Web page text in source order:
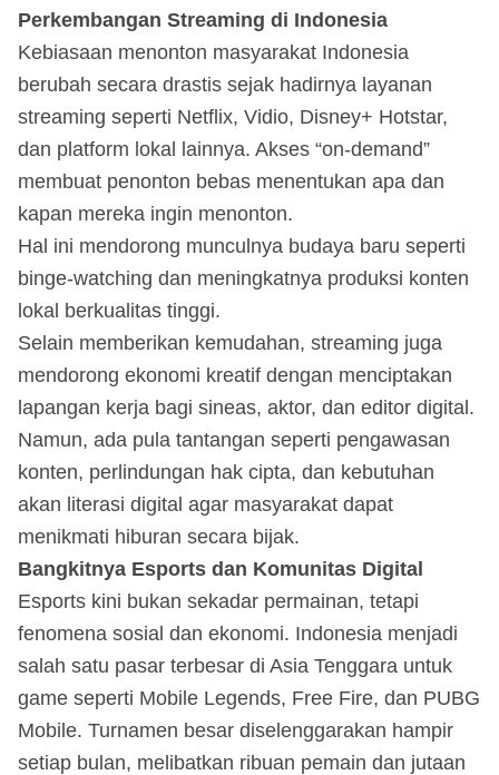
Perkembangan Streaming di Indonesia
Kebiasaan menonton masyarakat Indonesia
berubah secara drastis sejak hadirnya layanan
streaming seperti Netflix, Vidio, Disney+ Hotstar,
dan platform lokal lainnya. Akses “on-demand”
membuat penonton bebas menentukan apa dan
kapan mereka ingin menonton.
Hal ini mendorong munculnya budaya baru seperti
binge-watching dan meningkatnya produksi konten
lokal berkualitas tinggi.
Selain memberikan kemudahan, streaming juga
mendorong ekonomi kreatif dengan menciptakan
lapangan kerja bagi sineas, aktor, dan editor digital.
Namun, ada pula tantangan seperti pengawasan
konten, perlindungan hak cipta, dan kebutuhan
akan literasi digital agar masyarakat dapat
menikmati hiburan secara bijak.
Bangkitnya Esports dan Komunitas Digital
Esports kini bukan sekadar permainan, tetapi
fenomena sosial dan ekonomi. Indonesia menjadi
salah satu pasar terbesar di Asia Tenggara untuk
game seperti Mobile Legends, Free Fire, dan PUBG
Mobile. Turnamen besar diselenggarakan hampir
setiap bulan, melibatkan ribuan pemain dan jutaan